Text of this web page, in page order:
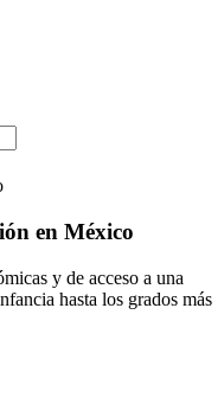
en México
y de acceso a una
hasta los grados más